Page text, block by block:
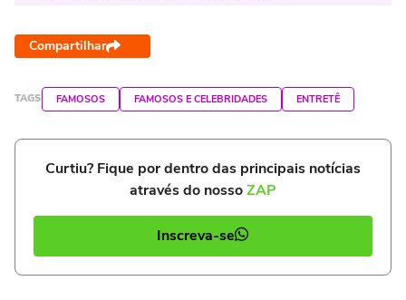
Compartilhar
TAGS FAMOSOS FAMOSOS E CELEBRIDADES ENTRETÊ
Curtiu? Fique por dentro das principais notícias
através do nossoZAP
Inscreva-se